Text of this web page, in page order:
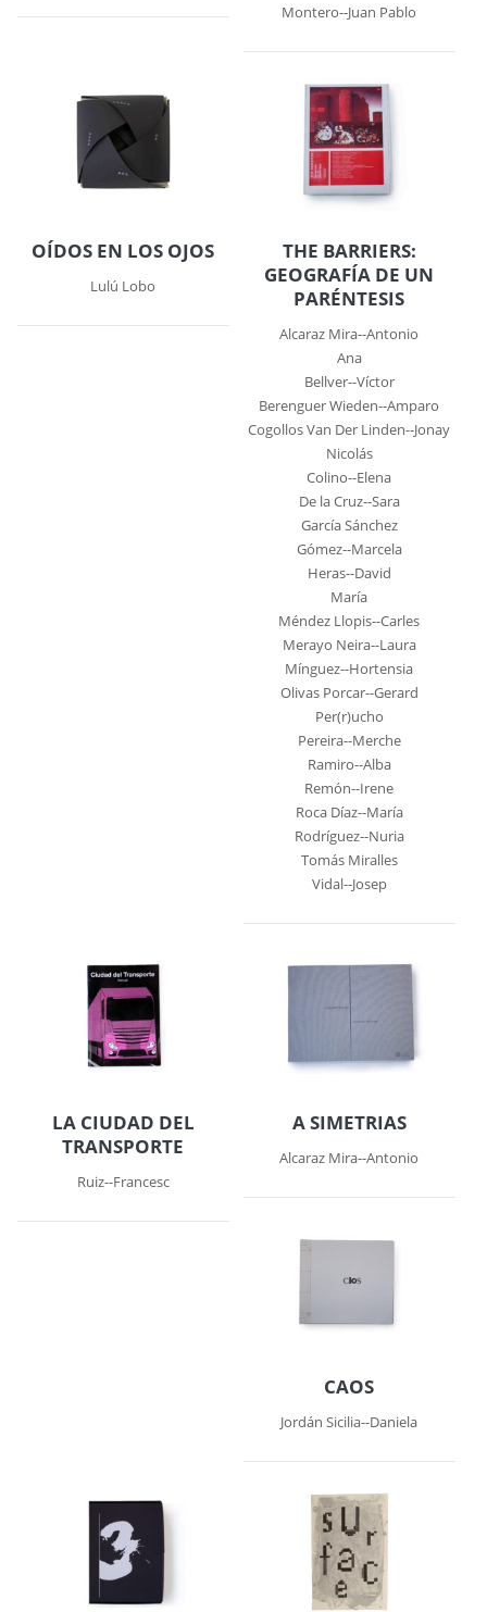
Montero--Juan Pablo
OÍDOS EN LOS OJOS
Lulú Lobo
THE BARRIERS:
GEOGRAFÍA DE UN
PARÉNTESIS
Alcaraz Mira--Antonio
Ana
Bellver--Víctor
Berenguer Wieden--Amparo
Cogollos Van Der Linden--Jonay
Nicolás
Colino--Elena
De la Cruz--Sara
García Sánchez
Gómez--Marcela
Heras--David
María
Méndez Llopis--Carles
Merayo Neira--Laura
Mínguez--Hortensia
Olivas Porcar--Gerard
Per(r)ucho
Pereira--Merche
Ramiro--Alba
Remón--Irene
Roca Díaz--María
Rodríguez--Nuria
Tomás Miralles
Vidal--Josep
LA CIUDAD DEL
TRANSPORTE
Ruiz--Francesc
A SIMETRIAS
Alcaraz Mira--Antonio
CAOS
Jordán Sicilia--Daniela